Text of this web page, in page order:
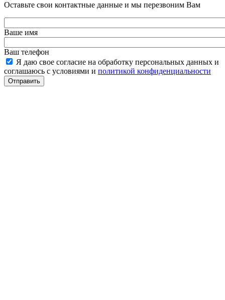
Оставьте свои контактные данные и мы перезвоним Вам
Ваше имя
Ваш телефон
Я даю свое согласие на обработку персональных данных и
соглашаюсь с условиями и политикой конфиденциальности
Отправить